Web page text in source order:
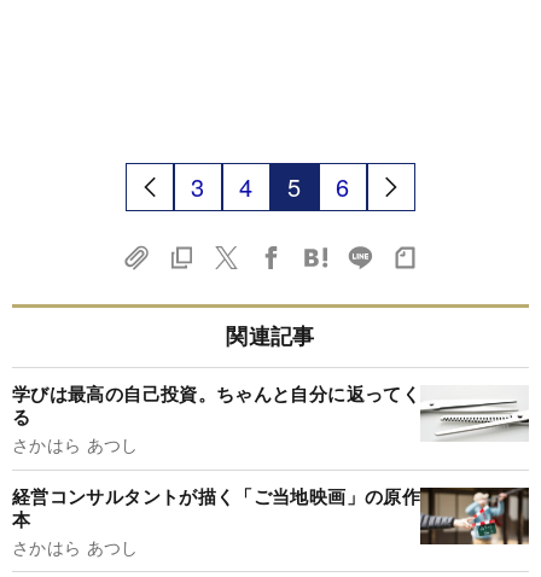
3 4 5 6
関連記事
学びは最高の自己投資。ちゃんと自分に返ってく
る
さかはら あつし
経営コンサルタントが描く「ご当地映画」の原作
本
さかはら あつし